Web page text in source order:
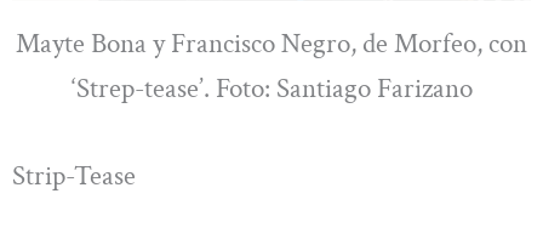
Mayte Bona y Francisco Negro, de Morfeo, con
‘Strep-tease’. Foto: Santiago Farizano
Strip-Tease